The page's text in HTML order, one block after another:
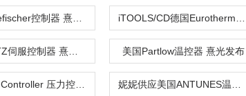
美国Partlow温控器 熹光发布